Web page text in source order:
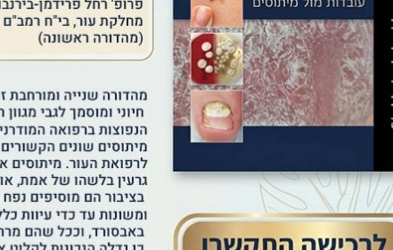
נמצאים בשימוש נרחב בקרב חולי פסוריאזיס . יותר
סטרואידים מקומיים זמינים לשימוש כמשחות, קרמים,
ביום. במקרה של שימוש ממושך יכולה להופיע אטרופיה
הנגוע. גם טיפול מקומי בנגזרות של ויטמיןDנפוץ.
fluorouracil, topical cyclosporinetazaroten ,anthralin
.
עורי זה לא הוכח כיעיל במקרים של ציפורניים פסוריאטיות.
טיפול סיסטמי